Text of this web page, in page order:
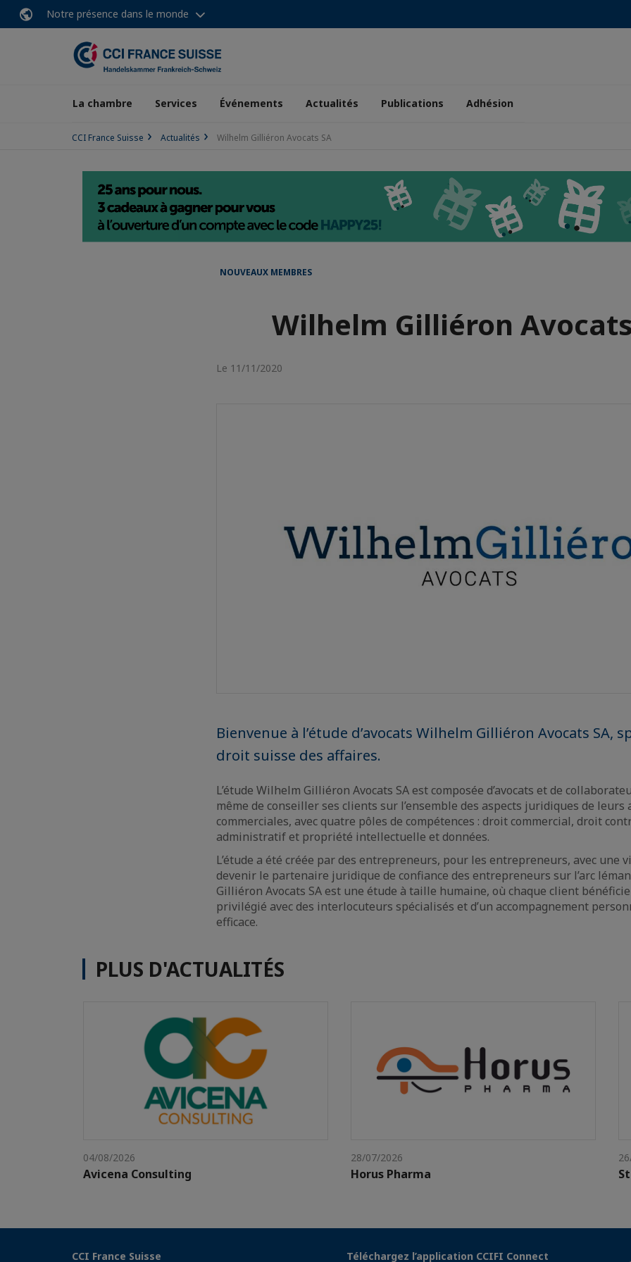
Notre présence dans le monde
La chambre Services Événements Actualités Publications Adhésion
CCI France Suisse Actualités Wilhelm Gilliéron Avocats SA
NOUVEAUX MEMBRES
Wilhelm Gilliéron
Le 11/11/2020
Bienvenue à l’étude d’avocats Wilhelm Gilliéron Avocats SA,
droit suisse des affaires.
L’étude Wilhelm Gilliéron Avocats SA est composée d’avocats et de
même de conseiller ses clients sur l’ensemble des aspects juridiques de leurs
commerciales, avec quatre pôles de compétences : droit commercial, droit
administratif et propriété intellectuelle et données.
L’étude a été créée par des entrepreneurs, pour les entrepreneurs, avec une
devenir le partenaire juridique de confiance des entrepreneurs sur l’arc
Gilliéron Avocats SA est une étude à taille humaine, où chaque client
privilégié avec des interlocuteurs spécialisés et d’un accompagnement
efficace.
PLUS D'ACTUALITÉS
04/08/2026
Avicena Consulting
28/07/2026
Horus Pharma
CCI France Suisse Téléchargez l’application CCIFI Connect